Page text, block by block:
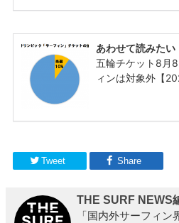
Tweet Share
THE SURF NEWS
「国内外サーフィ